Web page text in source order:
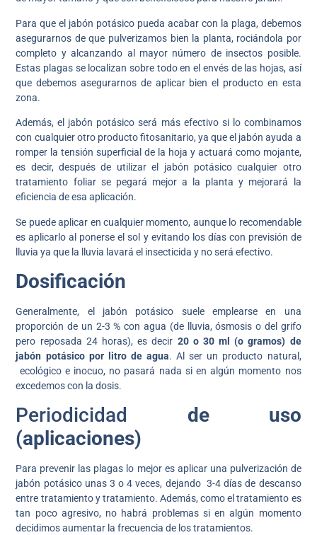
Para que el jabón potásico pueda acabar con la plaga, debemos
asegurarnos de que pulverizamos bien la planta, rociándola por
completo y alcanzando al mayor número de insectos posible.
Estas plagas se localizan sobre todo en el envés de las hojas, así
que debemos asegurarnos de aplicar bien el producto en esta
zona.
Además, el jabón potásico será más efectivo si lo combinamos
con cualquier otro producto fitosanitario, ya que el jabón ayuda a
romper la tensión superficial de la hoja y actuará como mojante,
es decir, después de utilizar el jabón potásico cualquier otro
tratamiento foliar se pegará mejor a la planta y mejorará la
eficiencia de esa aplicación.
Se puede aplicar en cualquier momento, aunque lo recomendable
es aplicarlo al ponerse el sol y evitando los días con previsión de
lluvia ya que la lluvia lavará el insecticida y no será efectivo.
Dosificación
Generalmente, el jabón potásico suele emplearse en una
proporción de un 2-3 % con agua (de lluvia, ósmosis o del grifo
pero reposada 24 horas), es decir 20 o 30 ml (o gramos) de
jabón potásico por litro de agua. Al ser un producto natural,
ecológico e inocuo, no pasará nada si en algún momento nos
excedemos con la dosis.
Periodicidad
de uso
(aplicaciones)
Para prevenir las plagas lo mejor es aplicar una pulverización de
jabón potásico unas 3 o 4 veces, dejando 3-4 días de descanso
entre tratamiento y tratamiento. Además, como el tratamiento es
tan poco agresivo, no habrá problemas si en algún momento
decidimos aumentar la frecuencia de los tratamientos.